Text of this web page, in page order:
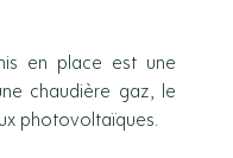
en place est une
chaudière gaz, le
photovoltaïques.